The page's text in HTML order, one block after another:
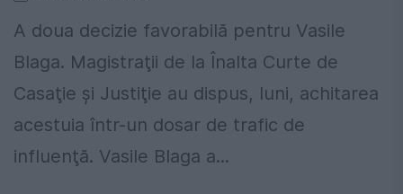
A doua decizie favorabilă pentru Vasile
Blaga. Magistraţii de la Înalta Curte de
Casaţie şi Justiţie au dispus, luni, achitarea
acestuia într-un dosar de trafic de
influenţă. Vasile Blaga a...